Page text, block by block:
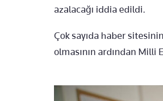
azalacağı iddia edildi.
Çok sayıda haber
olmasının ardından Milli